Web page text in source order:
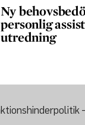
Ny
personlig
utredning